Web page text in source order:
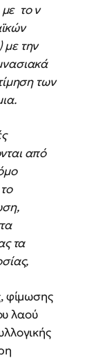
το ν
με την
των
από
τα
φίμωσης
λαού